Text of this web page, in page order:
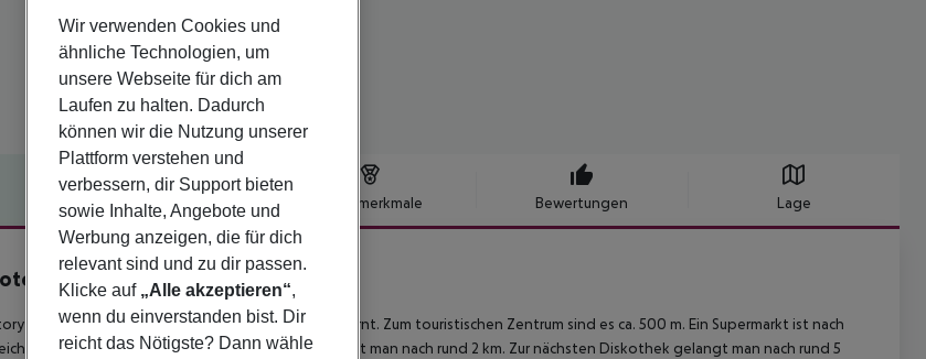
Hotelbeschreibung Hotelmerkmale Bewertungen Lage
Rossio
3
Rossio befindet sich ca. 20 km vom Strand entfernt. Zum touristischen Zentrum sind es ca. 500 m. Ein Supermarkt ist nach
Zu den nächsten Bars und Restaurants gelangt man nach rund 2 km. Zur nächsten Diskothek gelangt man nach rund 5
Wir verwenden Cookies und
ähnliche Technologien, um
unsere Webseite für dich am
Laufen zu halten. Dadurch
können wir die Nutzung unserer
Plattform verstehen und
verbessern, dir Support bieten
sowie Inhalte, Angebote und
Werbung anzeigen, die für dich
relevant sind und zu dir passen.
Klicke auf „Alle akzeptieren“,
wenn du einverstanden bist. Dir
reicht das Nötigste? Dann wähle